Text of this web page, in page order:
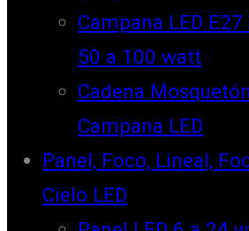
Campana LED E27
50 a 100 watt
Cadena Mosquetón
Campana LED
Panel, Foco, Lineal,
Cielo LED